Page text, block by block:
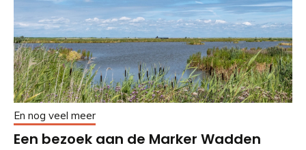
En nog veel meer
Een bezoek aan de Marker Wadden